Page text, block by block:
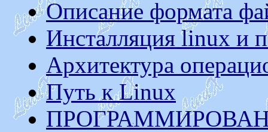
Описание формата
Инсталляция linux и
Архитектура
Путь к Linux